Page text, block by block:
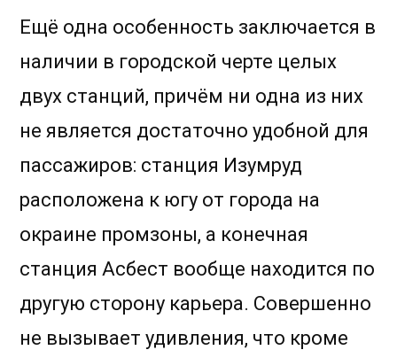
Ещё одна особенность заключается в
наличии в городской черте целых
двух станций, причём ни одна из них
не является достаточно удобной для
пассажиров: станция Изумруд
расположена к югу от города на
окраине промзоны, а конечная
станция Асбест вообще находится по
другую сторону карьера. Совершенно
не вызывает удивления, что кроме